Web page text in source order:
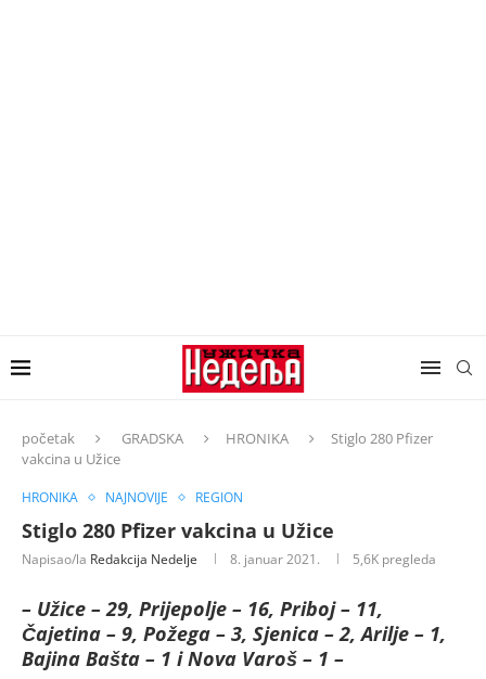
početak GRADSKA HRONIKA
Stiglo 280 Pfizer
vakcina u Užice
HRONIKA NAJNOVIJE REGION
Stiglo 280 Pfizer vakcina u Užice
Napisao/la Redakcija Nedelje 8. januar 2021. 5,6K pregleda
– Užice – 29, Prijepolje – 16, Priboj – 11,
Čajetina – 9, Požega – 3, Sjenica – 2, Arilje – 1,
Bajina Bašta – 1 i Nova Varoš – 1 –